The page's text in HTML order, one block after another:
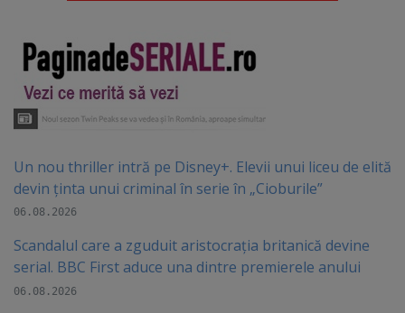
Un nou thriller intră pe Disney+. Elevii unui liceu de elită
devin ținta unui criminal în serie în „Cioburile”
06.08.2026
Scandalul care a zguduit aristocrația britanică devine
serial. BBC First aduce una dintre premierele anului
06.08.2026